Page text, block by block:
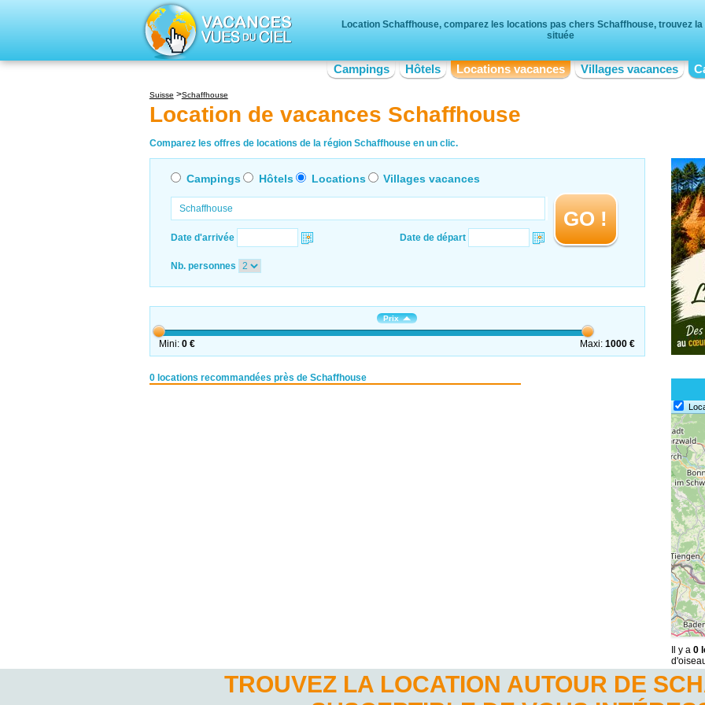
Location Schaffhouse, comparez les locations pas chers Schaffhouse, trouvez
située
Campings Hôtels Locations vacances Villages vacances
Suisse Schaffhouse
Location de vacances Schaffhouse
Comparez les offres de locations de la région Schaffhouse en un clic.
Campings Hôtels Locations Villages vacances
Date d'arrivée Date de départ
GO !
Nb. personnes
Prix
Mini: 0 € Maxi:1000 €
0 locations recommandées près de Schaffhouse
Il y a 0
TROUVEZ LA LOCATION AUTOUR DE